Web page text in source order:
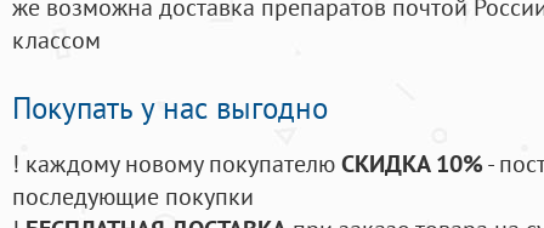
же возможна доставка препаратов почтой
классом
Покупать у нас выгодно
! каждому новому покупателюСКИДКА 10%-
последующие покупки